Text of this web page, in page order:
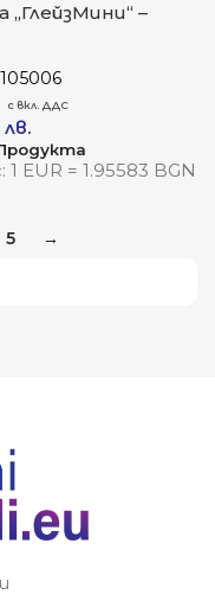
„ГлейзМини“ –
105006
лв.
1 EUR = 1.95583 BGN
5 →